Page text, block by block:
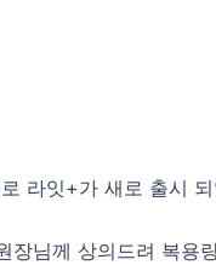
라잇+가 새로 출시
장님께 상의드려 복용